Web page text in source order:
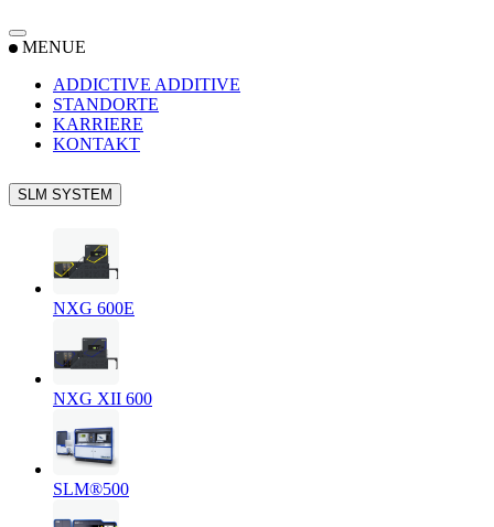
MENUE
ADDICTIVE ADDITIVE
STANDORTE
KARRIERE
KONTAKT
SLM SYSTEM
NXG 600E
NXG XII 600
SLM®500